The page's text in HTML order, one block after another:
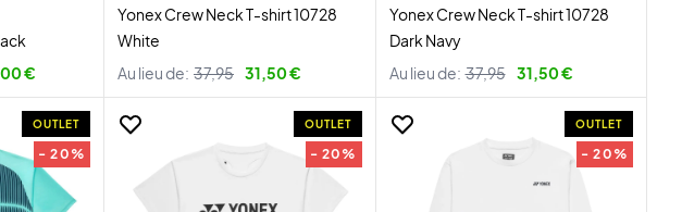
€
Yonex Crew Neck T-shirt 10728
White
Au lieu de: 37,95 31,50 €
Yonex Crew Neck T-shirt 10728
Dark Navy
Au lieu de: 37,95 31,50 €
OUTLET
- 20%
OUTLET
- 20%
OUTLET
- 20%